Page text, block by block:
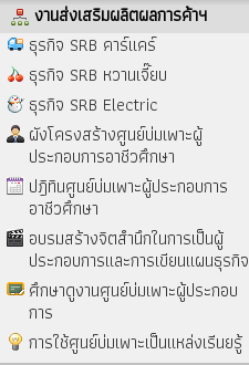
งานส่งเสริมผลิตผลการค้าฯ
ธุรกิจ SRB คาร์แคร์
ธุรกิจ SRB หวานเจี๊ยบ
ธุรกิจ SRB Electric
ผังโครงสร้างศูนย์บ่มเพาะผู้
ประกอบการอาชีวศึกษา
ปฎิทินศูนย์บ่มเพาะผู้ประกอบการ
อาชีวศึกษา
อบรมสร้างจิตสำนึกในการเป็นผู้
ประกอบการและการเขียนแผนธุรกิจ
ศึกษาดูงานศูนย์บ่มเพาะผู้ประกอบ
การ
การใช้ศูนย์บ่มเพาะเป็นแหล่งเรีนยรู้